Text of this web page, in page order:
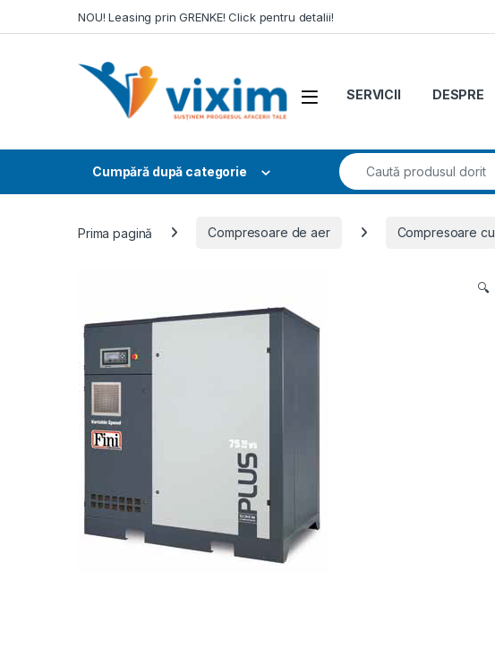
NOU! Leasing prin GRENKE! Click pentru detalii!
SERVICII DESPRE
Cumpără după categorie
Search for:
Prima pagină Compresoare de aer Compresoare
🔍